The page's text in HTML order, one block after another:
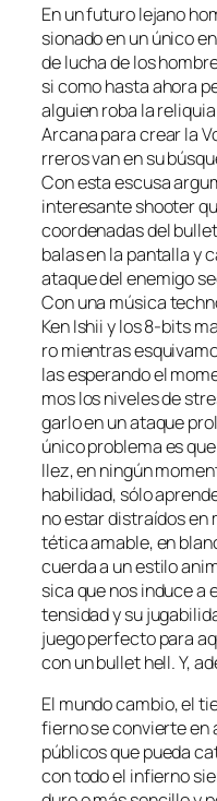
En un fu­tu­ro le­jano
sio­na­do en un úni­co
de lu­cha de los
si co­mo has­ta aho­ra
al­guien ro­ba la
Arcana pa­ra crear la
rre­ros van en su
Con es­ta es­cu­sa
in­tere­san­te shoo­ter
coor­de­na­das del
ba­las en la pan­ta­lla y
ata­que del enemi­go
Con una mú­si­ca
Ken Ishii y los 8‑bits
ro mien­tras
las es­pe­ran­do el
mos los ni­ve­les de
gar­lo en un ata­que
úni­co pro­ble­ma es
llez, en nin­gún
ha­bi­li­dad, só­lo
no es­tar dis­traí­dos en
té­ti­ca ama­ble, en
cuer­da a un es­ti­lo
si­ca que nos in­du­ce
ten­si­dad y su
jue­go per­fec­to pa­ra
con un bu­llet hell. Y,
El mun­do cam­bio, el
fierno se con­vier­te en
pú­bli­cos que pue­da
con to­do el in­fierno